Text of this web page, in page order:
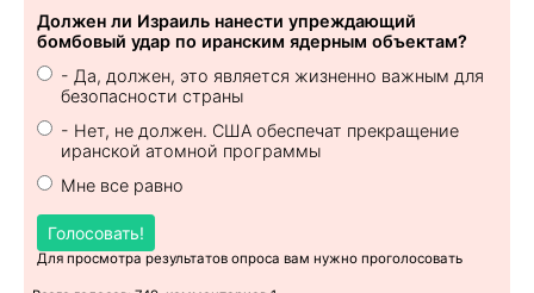
Должен ли Израиль нанести упреждающий
бомбовый удар по иранским ядерным объектам?
- Да, должен, это является жизненно важным для
безопасности страны
- Нет, не должен. США обеспечат прекращение
иранской атомной программы
Мне все равно
Голосовать!
Для просмотра результатов опроса вам нужно проголосовать